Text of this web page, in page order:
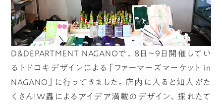
D&DEPARTMENT NAGANOで、8日～9日開催してい
るトドロキデザインによる「ファーマーズマーケット in
NAGANO」に行ってきました。店内に入ると知人がた
くさん！W轟によるアイデア満載のデザイン、採れたて